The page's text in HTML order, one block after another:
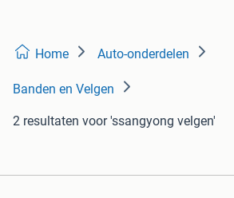
Home Auto-onderdelen
Banden en Velgen
2 resultaten voor 'ssangyong velgen'